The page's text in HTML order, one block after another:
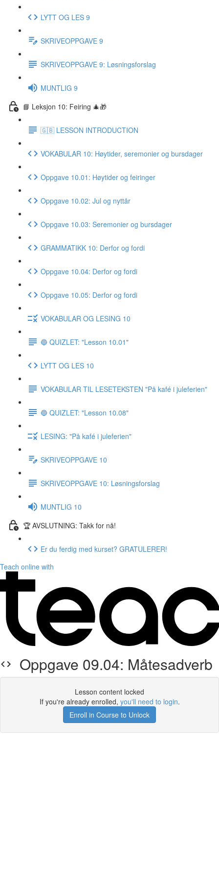
LYTT OG LES 9
SKRIVEOPPGAVE 9
SKRIVEOPPGAVE 9: Løsningsforslag
MUNTLIG 9
📘 Leksjon 10: Feiring 🎄🎁
🇬🇧 LESSON INTRODUCTION
VOKABULAR 10: Høytider, seremonier og bursdager
Oppgave 10.01: Høytider og feiringer
Oppgave 10.02: Jul og nyttår
Oppgave 10.03: Seremonier og bursdager
GRAMMATIKK 10: Derfor og fordi
Oppgave 10.04: Derfor og fordi
Oppgave 10.05: Derfor og fordi
VOKABULAR OG LESING 10
🔵 QUIZLET: "Lesson 10.01"
LYTT OG LES 10
VOKABULAR TIL LESETEKSTEN "På kafé i juleferien"
🔵 QUIZLET: "Lesson 10.08"
LESING: "På kafé i juleferien"
SKRIVEOPPGAVE 10
SKRIVEOPPGAVE 10: Løsningsforslag
MUNTLIG 10
🏆 AVSLUTNING: Takk for nå!
Er du ferdig med kurset? GRATULERER!
Teach online with
Oppgave 09.04: Måtesadverb
Lesson content locked
If you're already enrolled, you'll need to login.
Enroll in Course to Unlock